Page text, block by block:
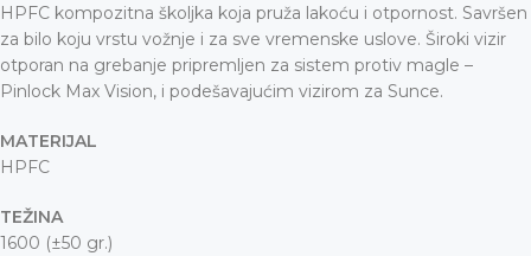
HPFC kompozitna školjka koja pruža lakoću i otpornost. Savršen
za bilo koju vrstu vožnje i za sve vremenske uslove. Široki vizir
otporan na grebanje pripremljen za sistem protiv magle –
Pinlock Max Vision, i podešavajućim vizirom za Sunce.
MATERIJAL
HPFC
TEŽINA
1600 (±50 gr.)